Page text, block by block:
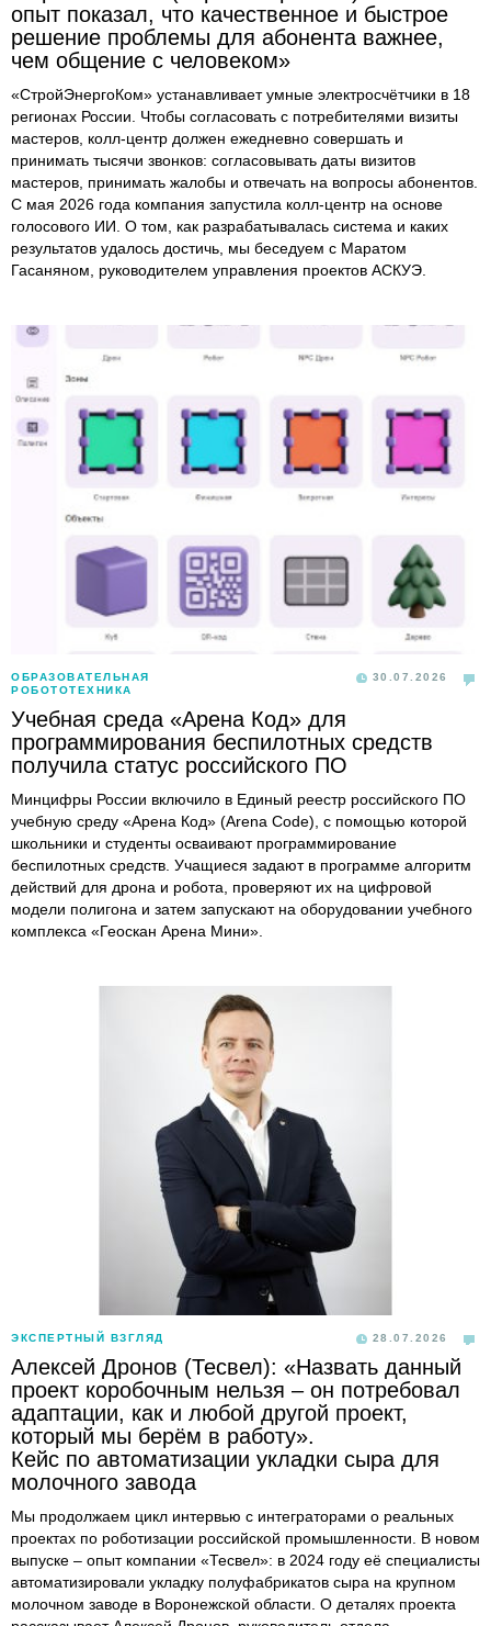
опыт показал, что качественное и быстрое
решение проблемы для абонента важнее,
чем общение с человеком»
«СтройЭнергоКом» устанавливает умные электросчётчики в 18
регионах России. Чтобы согласовать с потребителями визиты
мастеров, колл-центр должен ежедневно совершать и
принимать тысячи звонков: согласовывать даты визитов
мастеров, принимать жалобы и отвечать на вопросы абонентов.
С мая 2026 года компания запустила колл-центр на основе
голосового ИИ. О том, как разрабатывалась система и каких
результатов удалось достичь, мы беседуем с Маратом
Гасаняном, руководителем управления проектов АСКУЭ.
ОБРАЗОВАТЕЛЬНАЯ
РОБОТОТЕХНИКА
30.07.2026
Учебная среда «Арена Код» для
программирования беспилотных средств
получила статус российского ПО
Минцифры России включило в Единый реестр российского ПО
учебную среду «Арена Код» (Arena Code), с помощью которой
школьники и студенты осваивают программирование
беспилотных средств. Учащиеся задают в программе алгоритм
действий для дрона и робота, проверяют их на цифровой
модели полигона и затем запускают на оборудовании учебного
комплекса «Геоскан Арена Мини».
ЭКСПЕРТНЫЙ ВЗГЛЯД 28.07.2026
Алексей Дронов (Тесвел): «Назвать данный
проект коробочным нельзя – он потребовал
адаптации, как и любой другой проект,
который мы берём в работу».
Кейс по автоматизации укладки сыра для
молочного завода
Мы продолжаем цикл интервью с интеграторами о реальных
проектах по роботизации российской промышленности. В новом
выпуске – опыт компании «Тесвел»: в 2024 году её специалисты
автоматизировали укладку полуфабрикатов сыра на крупном
молочном заводе в Воронежской области. О деталях проекта